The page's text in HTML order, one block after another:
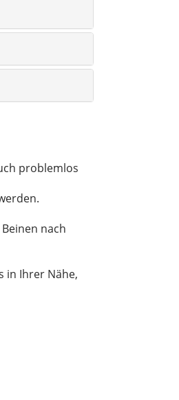
problemlos
nach
in Ihrer Nähe,